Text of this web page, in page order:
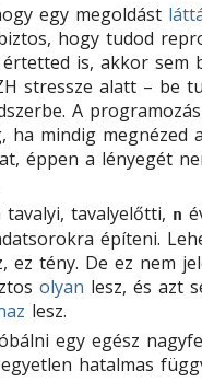
egy megoldást
hogy tudod
is, akkor sem
stressze alatt – be
A
ha mindig megnézed a
éppen a lényegét
tavalyelőtti, n
építeni.
ez tény. De ez nem
olyan lesz, és azt
lesz.
egy egész
hatalmas